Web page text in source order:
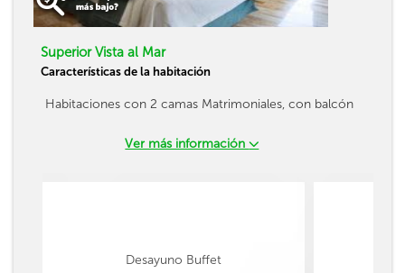
Superior Vista al Mar
Características de la habitación
Habitaciones con 2 camas Matrimoniales, con balcón
Ver más información
Desayuno Buffet